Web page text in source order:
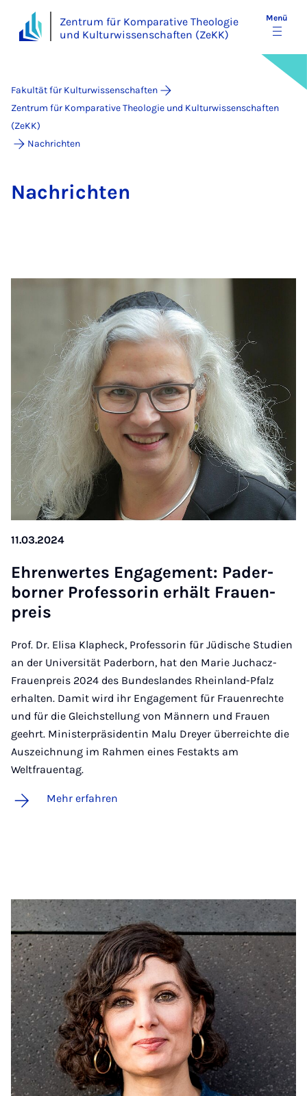
Zentrum für Komparative Theologie
und Kulturwissenschaften (ZeKK)
Menü
Fakultät für Kulturwissenschaften
Zentrum für Komparative Theologie und Kulturwissenschaften
(ZeKK)
Nachrichten
Nach­rich­ten
11.03.2024
Eh­ren­wer­tes En­ga­ge­ment: Pa­der­
bor­ner Pro­fes­so­rin er­hält Frau­en­
preis
Prof. Dr. Elisa Klapheck, Professorin für Jüdische Studien
an der Universität Paderborn, hat den Marie Juchacz-
Frauenpreis 2024 des Bundeslandes Rheinland-Pfalz
erhalten. Damit wird ihr Engagement für Frauenrechte
und für die Gleichstellung von Männern und Frauen
geehrt. Ministerpräsidentin Malu Dreyer überreichte die
Auszeichnung im Rahmen eines Festakts am
Weltfrauentag.
Mehr erfahren